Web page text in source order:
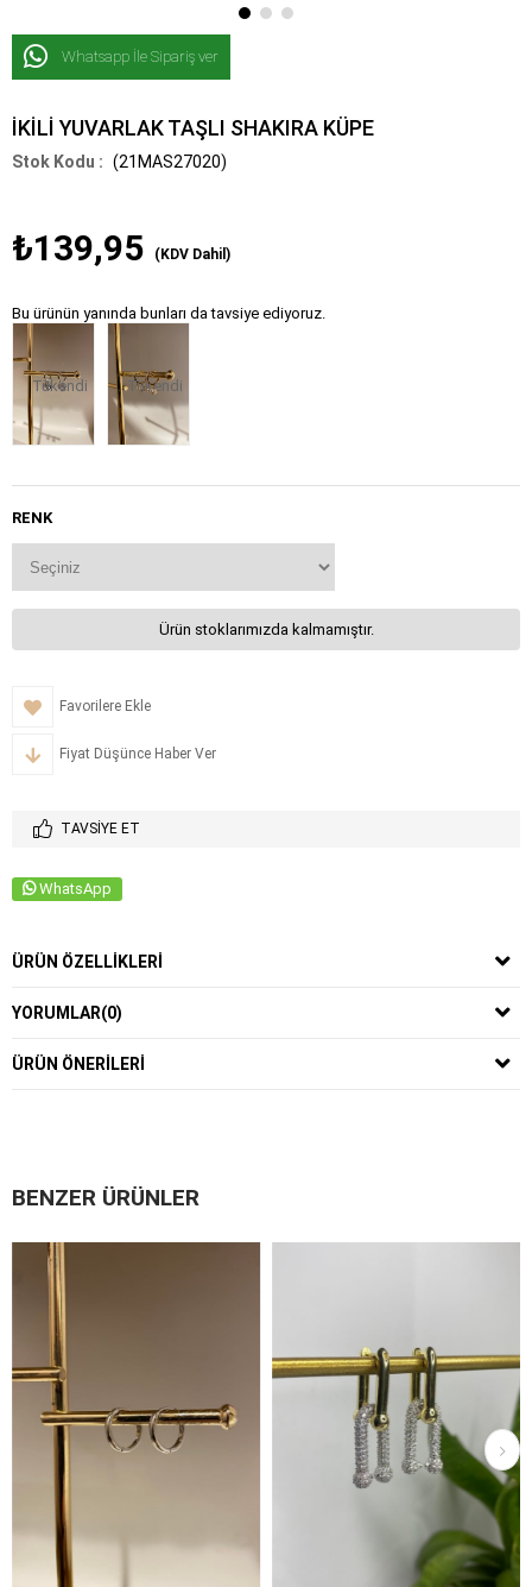
Whatsapp İle Sipariş ver
İKİLİ YUVARLAK TAŞLI SHAKIRA KÜPE
(21MAS27020)
₺139,95 (KDV Dahil)
Bu ürünün yanında bunları da tavsiye ediyoruz.
Tükendi Tükendi
RENK
Ürün stoklarımızda kalmamıştır.
Favorilere Ekle
Fiyat Düşünce Haber Ver
TAVSIYE ET
WhatsApp
ÜRÜN ÖZELLIKLERI
YORUMLAR(0)
ÜRÜN ÖNERILERI
BENZER ÜRÜNLER